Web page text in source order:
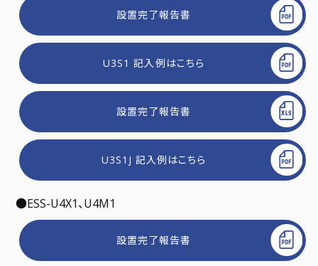
設置完了報告書
U3S1 記入例はこちら
設置完了報告書
U3S1J 記入例はこちら
●ESS-U4X1、U4M1
設置完了報告書